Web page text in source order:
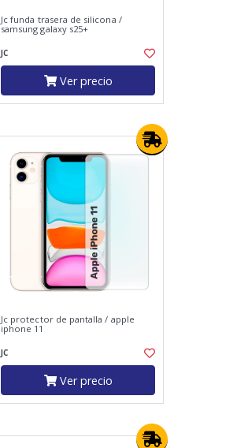
Jc funda trasera de silicona /
samsung galaxy s25+
JC
Ver precio
Jc protector de pantalla / apple
iphone 11
JC
Ver precio